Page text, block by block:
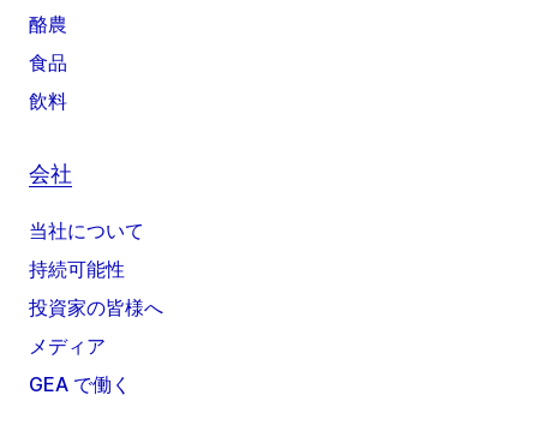
酪農
食品
飲料
会社
当社について
持続可能性
投資家の皆様へ
メディア
GEA で働く